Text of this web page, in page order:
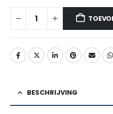
BESCHRIJVING